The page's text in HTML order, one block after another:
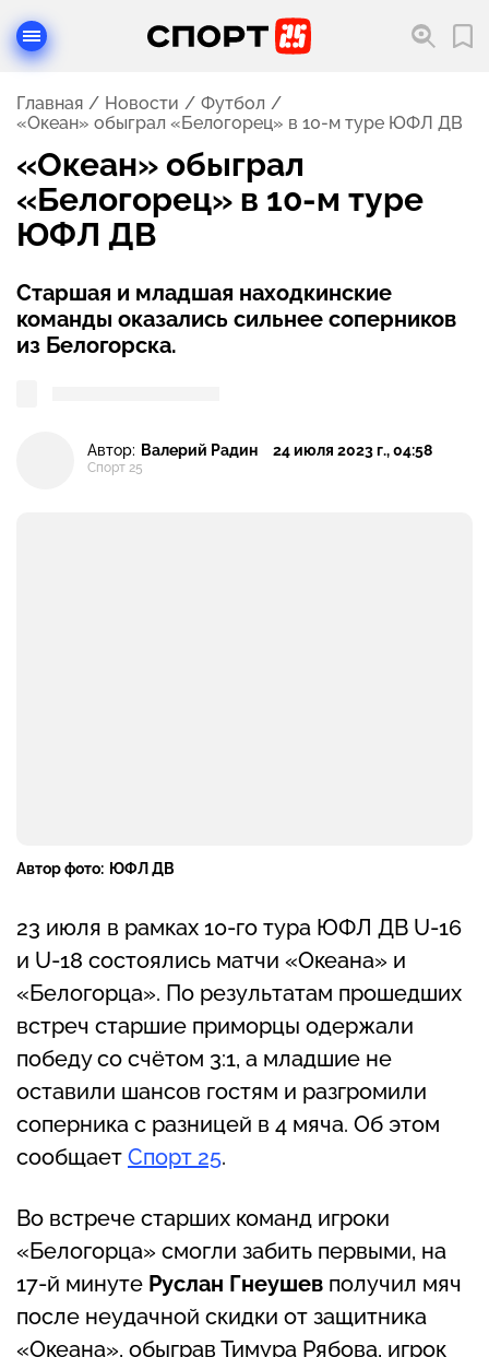
Главная Новости
Футбол
«Океан» обыграл «Белогорец» в 10-м туре ЮФЛ ДВ
«Океан» обыграл
«Белогорец» в 10-м туре
ЮФЛ ДВ
Старшая и младшая находкинские
команды оказались сильнее соперников
из Белогорска.
Автор: Валерий Радин
Спорт 25
24 июля 2023 г., 04:58
Автор фото: ЮФЛ ДВ
23 июля в рамках 10-го тура ЮФЛ ДВ U-16
и U-18 состоялись матчи «Океана» и
«Белогорца». По результатам прошедших
встреч старшие приморцы одержали
победу со счётом 3:1, а младшие не
оставили шансов гостям и разгромили
соперника с разницей в 4 мяча. Об этом
сообщает Спорт 25.
Во встрече старших команд игроки
«Белогорца» смогли забить первыми, на
17-й минуте Руслан Гнеушев получил мяч
после неудачной скидки от защитника
«Океана», обыграв Тимура Рябова, игрок